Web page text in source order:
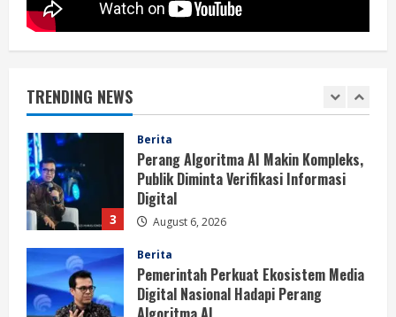
TRENDING NEWS
2
Berita
BMP Kecam Aksi KNPB, Serukan
3
Berita
Perang Algoritma AI Makin Kompleks,
Publik Diminta Verifikasi Informasi
Digital
August 6, 2026
Berita
Pemerintah Perkuat Ekosistem Media
Digital Nasional Hadapi Perang